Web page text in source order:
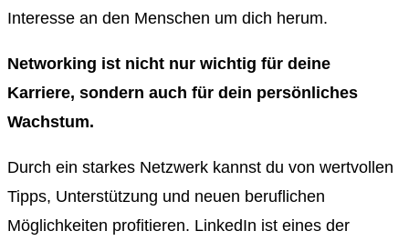
Interesse an den Menschen um dich herum.
Networking ist nicht nur wichtig für deine
Karriere, sondern auch für dein persönliches
Wachstum.
Durch ein starkes Netzwerk kannst du von wertvollen
Tipps, Unterstützung und neuen beruflichen
Möglichkeiten profitieren. LinkedIn ist eines der